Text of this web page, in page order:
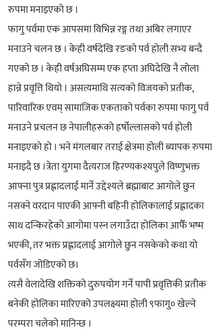
रुपमा मनाइएको छ ।
फागु पर्वमा एक आपसमा विभिन्न रङ्ग तथा अबिर लगाएर
मनाउने चलन छ । केही वर्षदेखि रङको पर्व होली सभ्य बन्दै
गएको छ । केही वर्षअघिसम्म एक हप्ता अघिदेखि नै लोला
हान्ने प्रवृत्ति थियो । असत्यमाथि सत्यको विजयको प्रतीक,
पारिवारिक एवम् सामाजिक एकताको पर्वका रुपमा फागु पर्व
मनाउने प्रचलन छ नेपालीहरूको हर्षोल्लासको पर्व होली
मनाइएको हो । भने मंगलबार तराई क्षेत्रमा होली ब्यापक रुपमा
मनाइदै छ ।त्रेता युगमा दैत्यराज हिरण्यकश्यपुले विष्णुभक्त
आफ्ना पुत्र प्रह्लादलाई मार्ने उद्देश्यले ब्रह्माबाट आगोले छुन
नसक्ने वरदान पाएकी आफ्नी बहिनी होलिकालाई प्रह्लादका
साथ दन्किरहेको आगोमा पस्न लगाउँदा होलिका आफैँ भष्म
भएकी, तर भक्त प्रह्लादलाई आगोले छुन नसकेको कथा यो
पर्वसँग जोडिएको छ।
त्यसै वेलादेखि शक्तिको दुरुपयोग गर्ने पापी प्रवृत्तिकी प्रतीक
बनेकी होलिका मारिएको उपलक्ष्यमा होली ९फागु० खेल्ने
परम्परा चलेको मानिन्छ ।